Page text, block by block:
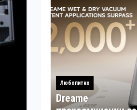
Любопитно
Dreame